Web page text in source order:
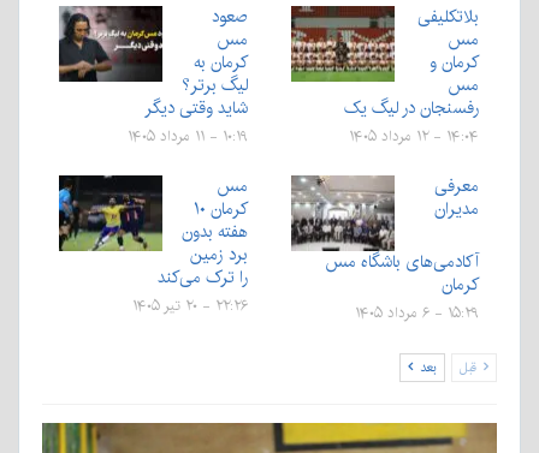
بلاتکلیفی
مس
کرمان و
مس
رفسنجان در لیگ یک
۱۴:۰۴ - ۱۲ مرداد ۱۴۰۵
صعود
مس
کرمان به
لیگ برتر؟
شاید وقتی دیگر
۱۰:۱۹ - ۱۱ مرداد ۱۴۰۵
معرفی
مدیران
آکادمی‌های باشگاه مس
کرمان
۱۵:۲۹ - ۶ مرداد ۱۴۰۵
مس
کرمان ۱۰
هفته بدون
برد زمین
را ترک می‌کند
۲۲:۲۶ - ۲۰ تیر ۱۴۰۵
قبل بعد